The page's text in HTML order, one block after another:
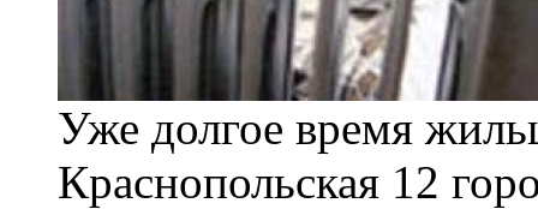
Уже долгое время
Краснопольская 12